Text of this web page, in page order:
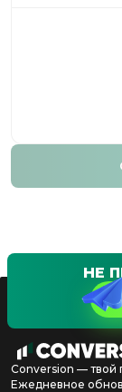
НЕ
Conversion — твой
Ежедневное